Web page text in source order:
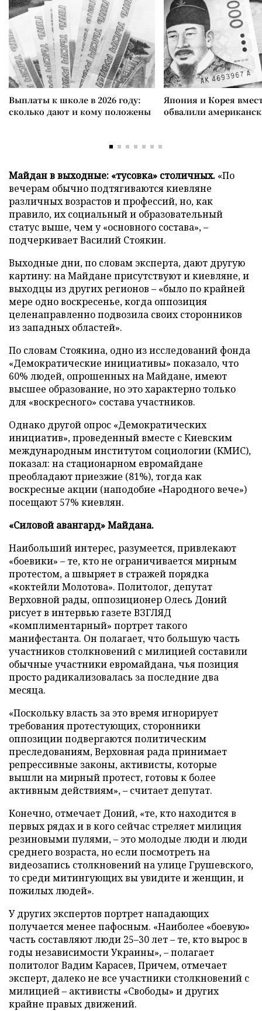
Выплаты к школе в 2026 году:
сколько дают и кому положены
Япония и Корея
обвалили
Майдан в выходные: «тусовка» столичных. «По
вечерам обычно подтягиваются киевляне
различных возрастов и профессий, но, как
правило, их социальный и образовательный
статус выше, чем у «основного состава», –
подчеркивает Василий Стоякин.
Выходные дни, по словам эксперта, дают другую
картину: на Майдане присутствуют и киевляне, и
выходцы из других регионов – «было по крайней
мере одно воскресенье, когда оппозиция
целенаправленно подвозила своих сторонников
из западных областей».
По словам Стоякина, одно из исследований фонда
«Демократические инициативы» показало, что
60% людей, опрошенных на Майдане, имеют
высшее образование, но это характерно только
для «воскресного» состава участников.
Однако другой опрос «Демократических
инициатив», проведенный вместе с Киевским
международным институтом социологии (КМИС),
показал: на стационарном евромайдане
преобладают приезжие (81%), тогда как
воскресные акции (наподобие «Народного вече»)
посещают 57% киевлян.
«Силовой авангард» Майдана.
Наибольший интерес, разумеется, привлекают
«боевики» – те, кто не ограничивается мирным
протестом, а швыряет в стражей порядка
«коктейли Молотова». Политолог, депутат
Верховной рады, оппозиционер Олесь Доний
рисует в интервью газете ВЗГЛЯД
«комплиментарный» портрет такого
манифестанта. Он полагает, что большую часть
участников столкновений с милицией составили
обычные участники евромайдана, чья позиция
просто радикализовалась за последние два
месяца.
«Поскольку власть за это время игнорирует
требования протестующих, сторонники
оппозиции подвергаются политическим
преследованиям, Верховная рада принимает
репрессивные законы, активисты, которые
вышли на мирный протест, готовы к более
активным действиям», – считает депутат.
Конечно, отмечает Доний, «те, кто находится в
первых рядах и в кого сейчас стреляет милиция
резиновыми пулями, – это молодые люди и люди
среднего возраста, но если посмотреть на
видеозапись столкновений на улице Грушевского,
то среди митингующих вы увидите и женщин, и
пожилых людей».
У других экспертов портрет нападающих
получается менее пафосным. «Наиболее «боевую»
часть составляют люди 25–30 лет – те, кто вырос в
годы независимости Украины», – полагает
политолог Вадим Карасев, Причем, отмечает
эксперт, далеко не все участники столкновений с
милицией – активисты «Свободы» и других
крайне правых движений.